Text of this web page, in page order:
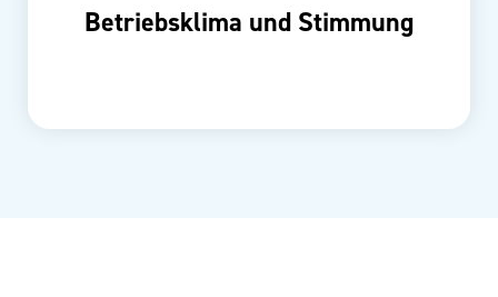
Betriebsklima und Stimmung